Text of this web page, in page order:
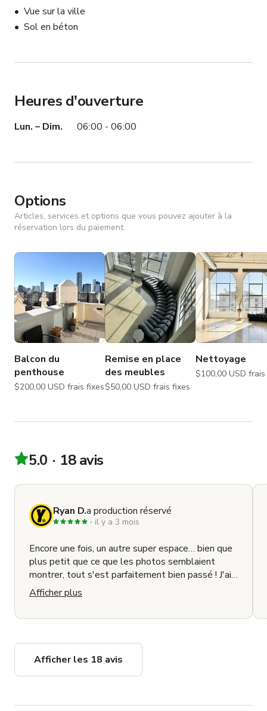
Vue sur la ville
Sol en béton
Heures d'ouverture
Lun. – Dim. 06:00 - 06:00
Options
Articles, services et options que vous pouvez ajouter à la
réservation lors du paiement.
Balcon du
penthouse
$200,00 USD frais fixes
Remise en place
des meubles
$50,00 USD frais fixes
Nettoyage
$100,00
5.0 18 avis
Ryan D.a production réservé
il y a 3 mois
Encore une fois, un autre super espace… bien que
plus petit que ce que les photos semblaient
montrer, tout s'est parfaitement bien passé ! J'ai
ajouté l'accès au toit dans le forfait et cela, ainsi
que la mezzanine supérieure, était idéal pour
Candace a été incroyable et toujours très flexible.
10/10, je recommande !
Afficher plus
Afficher les 18 avis